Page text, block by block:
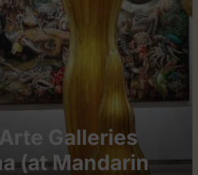
Arte Galleries
(at Mandarin